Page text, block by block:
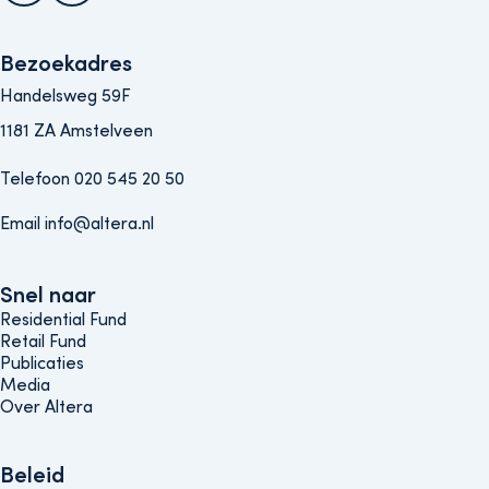
Bezoekadres
Handelsweg 59F
1181 ZA Amstelveen
Telefoon 020 545 20 50
Email info@altera.nl
Snel naar
Snel naar
Residential Fund
Retail Fund
Publicaties
Media
Over Altera
Beleids menu
Beleid